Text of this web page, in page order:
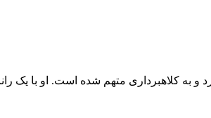
کلاهبرداری متهم شده است. او با یک